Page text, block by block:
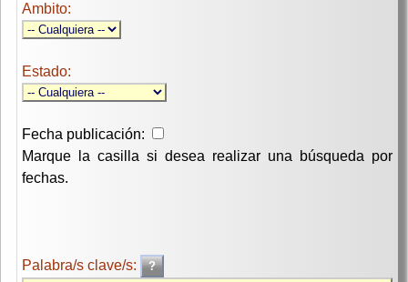
Ambito:
Estado:
Fecha publicación:
Marque la casilla si desea realizar una búsqueda por
fechas.
Palabra/s clave/s: